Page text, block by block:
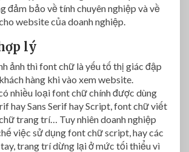
đảm bảo về tính chuyên nghiệp và về
website của doanh nghiệp.
lý
ảnh thì font chữ là yếu tố thị giác đập
hàng khi vào xem website.
nhiều loại font chữ chính được dùng
hay Sans Serif hay Script, font chữ viết
trang trí… Tuy nhiên doanh nghiệp
việc sử dụng font chữ script, hay các
trang trí dừng lại ở mức tối thiểu vì